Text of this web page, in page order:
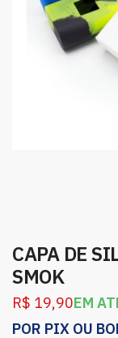
CAPA DE
SMOK
R$ 19,90EM
POR PIX OU